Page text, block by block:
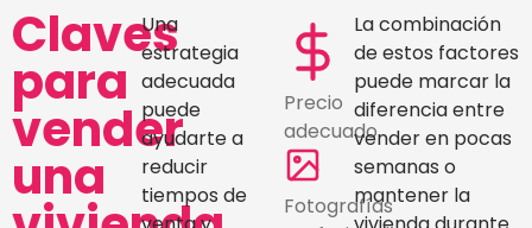
Claves
para
vender
una
Una
estrategia
adecuada
puede
ayudarte a
reducir
tiempos de
Precio
adecuado
Fotografías
La combinación
de estos factores
puede marcar la
diferencia entre
vender en pocas
semanas o
mantener la